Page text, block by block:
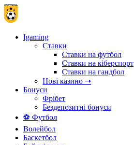
Igaming
Ставки
Ставки на футбол
Ставки на кіберспорт
Ставки на гандбол
Нові казино ➝
Бонуси
Фрібет
Бездепозитні бонуси
⚽ Футбол
Волейбол
Баскетбол